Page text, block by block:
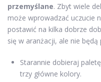
przemyślane. Zbyt wiele
może wprowadzać uczucie
postawić na kilka dobrze
się w aranżacji, ale nie będą
Starannie dobieraj
trzy główne kolory.